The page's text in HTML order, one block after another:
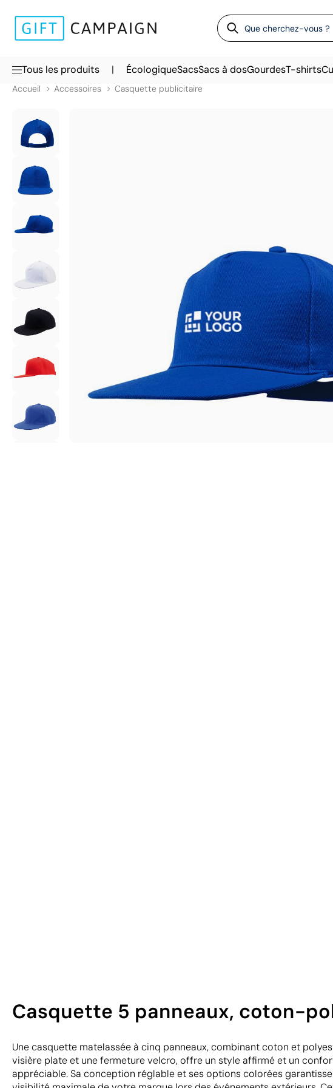
Tous les produits | ÉcologiqueSacsSacs à dosGourdesT-shirts
Accueil Accessoires Casquette publicitaire
Casquette 5 panneaux, coton-
Une casquette matelassée à cinq panneaux, combinant coton et
visière plate et une fermeture velcro, offre un style affirmé et un
appréciable. Sa conception réglable et ses options colorées